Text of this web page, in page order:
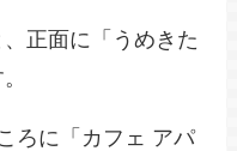
正面に「うめきた
ろに「カフェ アパ